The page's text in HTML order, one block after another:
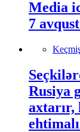
Media
7
Rusiya
axtarır,